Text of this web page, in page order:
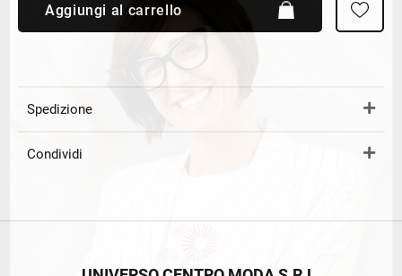
Aggiungi al carrello
Spedizione
Condividi